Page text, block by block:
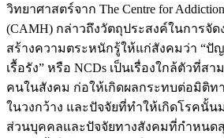
วิทยาศาสตร์จาก The Centre for Addiction
(CAMH) กล่าวถึงวัตถุประสงค์ในการจัด
สร้างความตระหนักรู้ให้แก่สังคมว่า “ปั
เรื้อรัง” หรือ NCDs เป็นเรื่องใกล้ตัวที่ส
คนในสังคม ก่อให้เกิดผลกระทบต่อมิติท
ในวงกว้าง และปัจจัยที่ทำให้เกิดโรคนั้น
ส่วนบุคคลและปัจจัยทางสังคมที่กำหนด